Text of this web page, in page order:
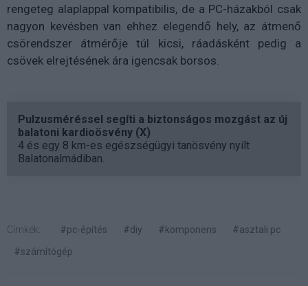
rengeteg alaplappal kompatibilis, de a PC-házakból csak
nagyon kevésben van ehhez elegendő hely, az átmenő
csörendszer átmérője túl kicsi, ráadásként pedig a
csövek elrejtésének ára igencsak borsos.
Pulzusméréssel segíti a biztonságos mozgást az új
balatoni kardioösvény (X)
4 és egy 8 km-es egészségügyi tanösvény nyílt
Balatonalmádiban.
Címkék: #pc-építés #diy #komponens
#asztali pc
#számítógép